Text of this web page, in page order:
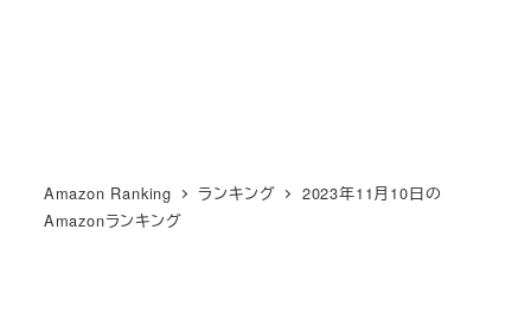
Amazon Ranking ランキング
2023年11月10日の
Amazonランキング